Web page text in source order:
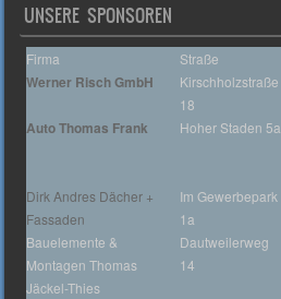
UNSERE SPONSOREN
Firma Straße
Werner Risch GmbH
Kirschholzstraße
18
Auto Thomas Frank Hoher Staden 5a
Dirk Andres Dächer +
Fassaden
Im Gewerbepark
1a
Bauelemente &
Montagen Thomas
Jäckel-Thies
Dautweilerweg
14